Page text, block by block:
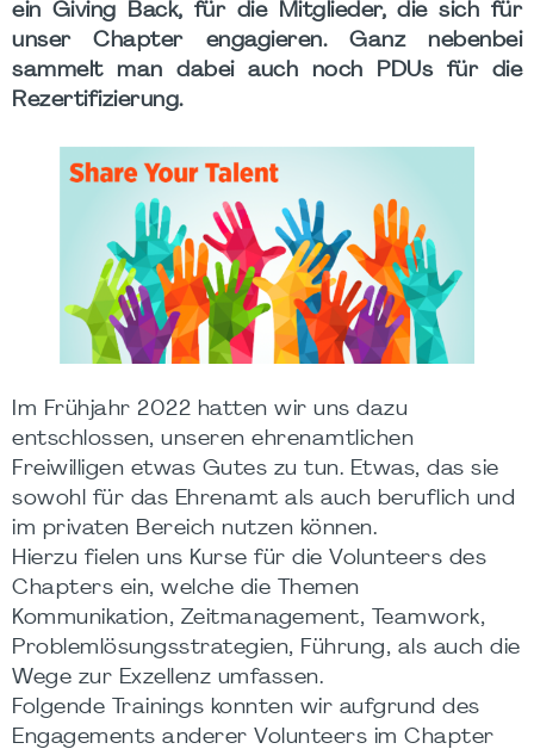
ein Giving Back, für die Mitglieder, die sich für
unser Chapter engagieren. Ganz nebenbei
sammelt man dabei auch noch PDUs für die
Rezertifizierung.
Im Frühjahr 2022 hatten wir uns dazu
entschlossen, unseren ehrenamtlichen
Freiwilligen etwas Gutes zu tun. Etwas, das sie
sowohl für das Ehrenamt als auch beruflich und
im privaten Bereich nutzen können.
Hierzu fielen uns Kurse für die Volunteers des
Chapters ein, welche die Themen
Kommunikation, Zeitmanagement, Teamwork,
Problemlösungsstrategien, Führung, als auch die
Wege zur Exzellenz umfassen.
Folgende Trainings konnten wir aufgrund des
Engagements anderer Volunteers im Chapter